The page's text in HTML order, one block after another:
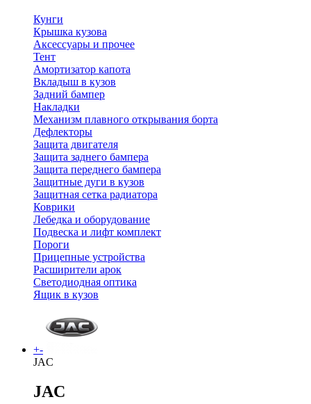
Кунги
Крышка кузова
Аксессуары и прочее
Тент
Амортизатор капота
Вкладыш в кузов
Задний бампер
Накладки
Механизм плавного открывания борта
Дефлекторы
Защита двигателя
Защита заднего бампера
Защита переднего бампера
Защитные дуги в кузов
Защитная сетка радиатора
Коврики
Лебедка и оборудование
Подвеска и лифт комплект
Пороги
Прицепные устройства
Расширители арок
Светодиодная оптика
Ящик в кузов
+-
JAC
JAC